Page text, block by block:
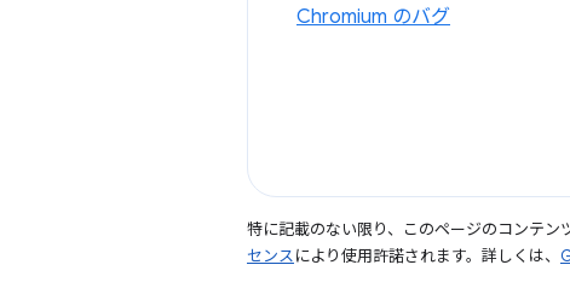
Chromium のバグ
特に記載のない限り、このページのコンテン
センスにより使用許諾されます。詳しくは、